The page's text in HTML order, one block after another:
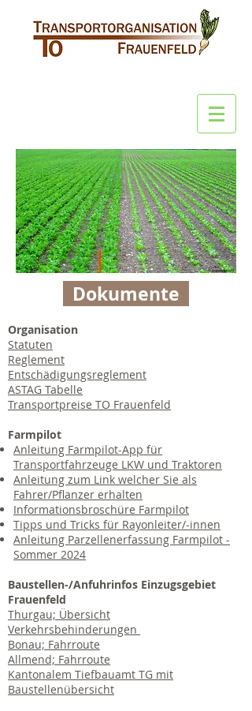
Dokumente
Organisation
Statuten
Reglement
Entschädigungsreglement
ASTAG Tabelle
Transportpreise TO Frauenfeld
Farmpilot
Anleitung Farmpilot-App für
Transportfahrzeuge LKW und Traktoren
Anleitung zum Link welcher Sie als
Fahrer/Pflanzer erhalten
Informationsbroschüre Farmpilot
Tipps und Tricks für Rayonleiter/-innen
Anleitung Parzellenerfassung Farmpilot -
Sommer 2024
Baustellen-/Anfuhrinfos Einzugsgebiet
Frauenfeld
Thurgau; Übersicht
Verkehrsbehinderungen
Bonau; Fahrroute
Allmend; Fahrroute
Kantonalem Tiefbauamt TG mit
Baustellenübersicht